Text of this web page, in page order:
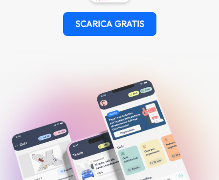
SCARICA GRATIS